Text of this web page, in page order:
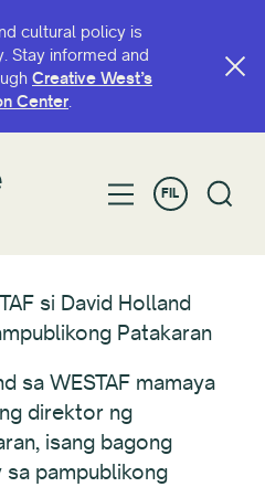
cultural policy is
Stay informed and
Creative West’s
Center.
FIL
si David Holland
Patakaran
sa WESTAF mamaya
direktor ng
isang bagong
sa pampublikong